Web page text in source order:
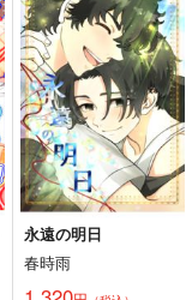
永遠の明日
春時雨